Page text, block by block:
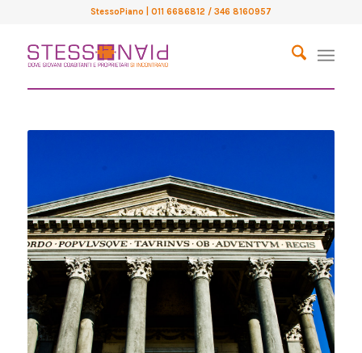
StessoPiano | 011 6686812 / 346 8160957